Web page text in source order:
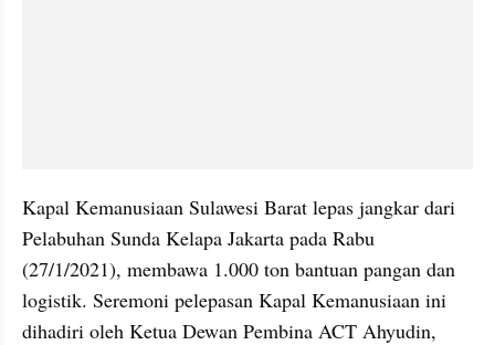
Kapal Kemanusiaan Sulawesi Barat lepas jangkar dari
Pelabuhan Sunda Kelapa Jakarta pada Rabu
(27/1/2021), membawa 1.000 ton bantuan pangan dan
logistik. Seremoni pelepasan Kapal Kemanusiaan ini
dihadiri oleh Ketua Dewan Pembina ACT Ahyudin,